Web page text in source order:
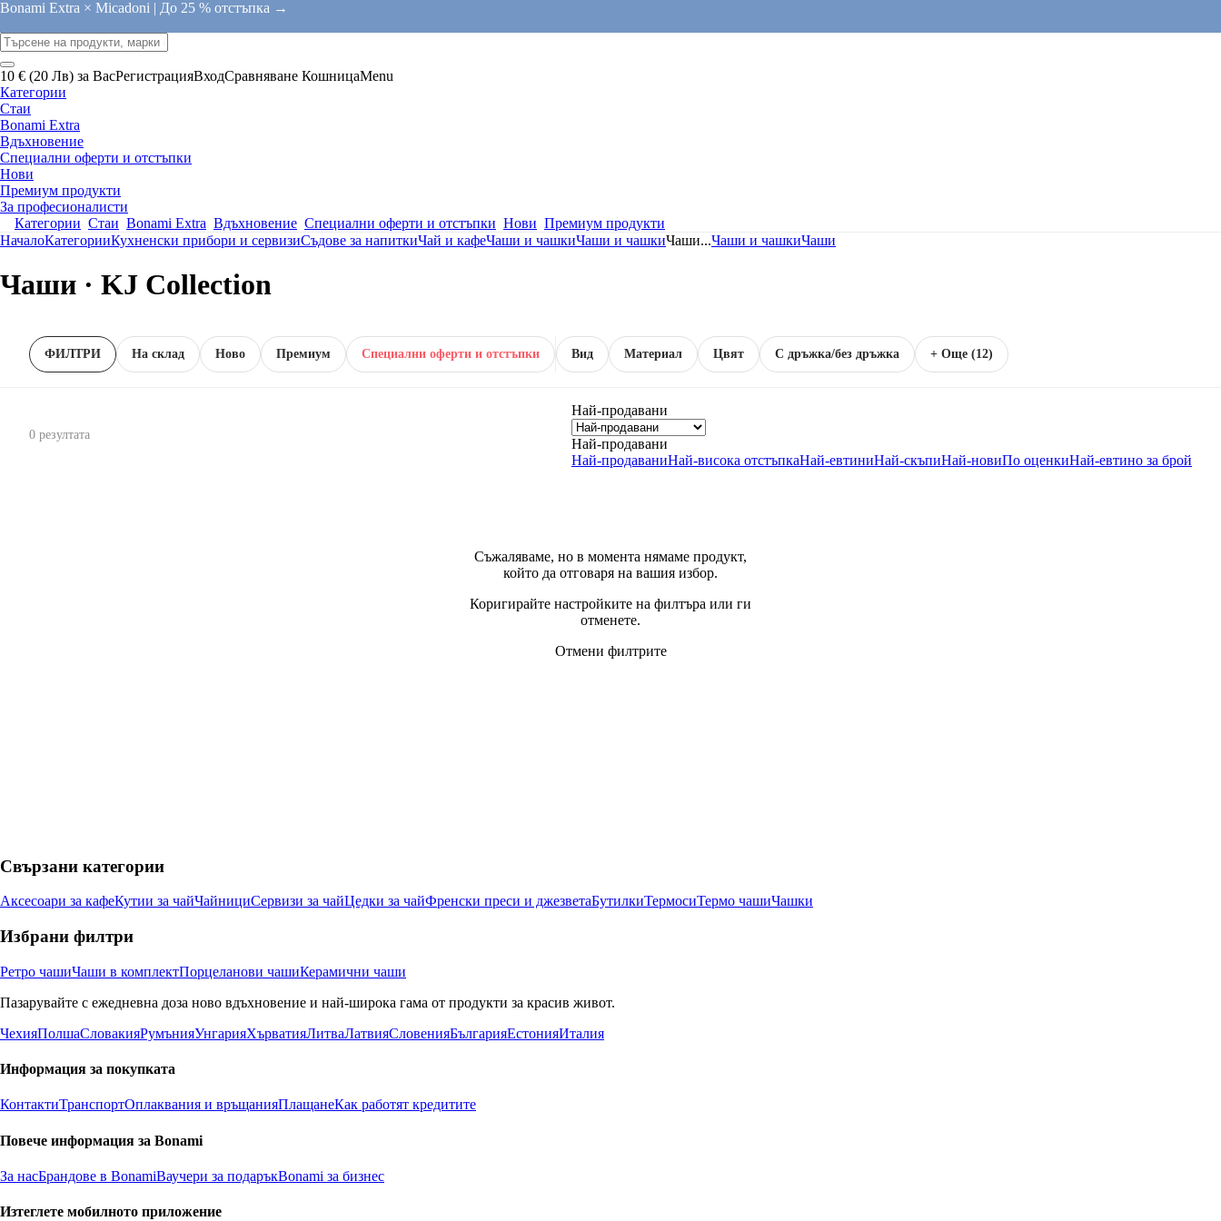
Bonami Extra × Micadoni | До 25 % отстъпка →
10 € (20 Лв) за ВасРегистрацияВходСравняване КошницаMenu
Категории
Стаи
Bonami Extra
Вдъхновение
Специални оферти и отстъпки
Нови
Премиум продукти
За професионалисти
Категории Стаи Bonami Extra Вдъхновение Специални оферти и отстъпки Нови Премиум продукти
НачалоКатегорииКухненски прибори и сервизиСъдове за напиткиЧай и кафеЧаши и чашкиЧаши и чашкиЧаши...Чаши и чашкиЧаши
Чаши · KJ Collection
ФИЛТРИ Новo Премиум Специални оферти и отстъпки
На склад Вид Материал Цвят С дръжка/без дръжка + Още (12)
0 резултата
Най-продавани
Най-продавани
Най-продаваниНай-висока отстъпкаНай-евтиниНай-скъпиНай-новиПо оценкиНай-евтино за брой
Съжаляваме, но в момента нямаме продукт,
който да отговаря на вашия избор.
Коригирайте настройките на филтъра или ги
отменете.
Отмени филтрите
Свързани категории
Аксесоари за кафеКутии за чайЧайнициСервизи за чайЦедки за чайФренски преси и джезветаБутилкиТермосиТермо чашиЧашки
Избрани филтри
Ретро чашиЧаши в комплектПорцеланови чашиКерамични чаши
Пазарувайте с ежедневна доза ново вдъхновение и най-широка гама от продукти за красив живот.
ЧехияПолшаСловакияРумънияУнгарияХърватияЛитваЛатвияСловенияБългарияЕстонияИталия
Информация за покупката
КонтактиТранспортОплаквания и връщанияПлащанеКак работят кредитите
Повече информация за Bonami
За насБрандове в BonamiВаучери за подаръкBonami за бизнес
Изтеглете мобилното приложение